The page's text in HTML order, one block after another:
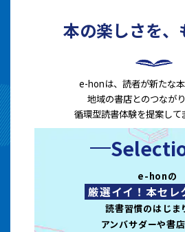
本の楽しさを、
e-honは、読者が新たな本
地域の書店とのつなが
循環型読書体験を提案して
e-honの
厳選イイ！本セレ
読書習慣のはじま
アンバサダーや書